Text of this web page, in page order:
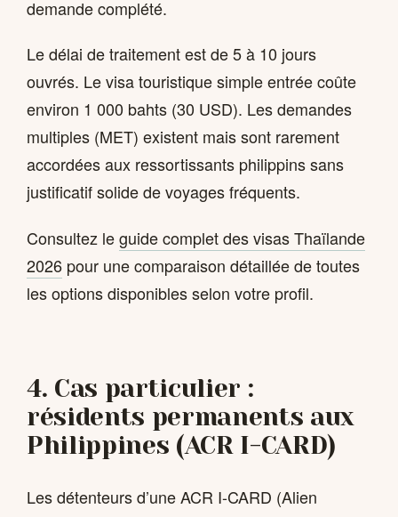
demande complété.
Le délai de traitement est de 5 à 10 jours
ouvrés. Le visa touristique simple entrée coûte
environ 1 000 bahts (30 USD). Les demandes
multiples (MET) existent mais sont rarement
accordées aux ressortissants philippins sans
justificatif solide de voyages fréquents.
Consultez leguide complet des visas Thaïlande
2026 pour une comparaison détaillée de toutes
les options disponibles selon votre profil.
4. Cas particulier :
résidents permanents aux
Philippines (ACR I-CARD)
Les détenteurs d’une ACR I-CARD (Alien